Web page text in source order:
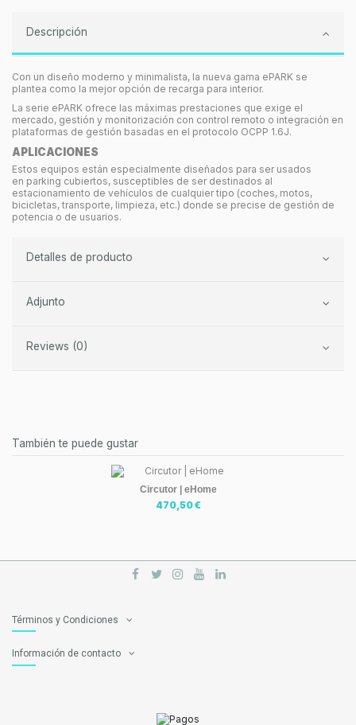
Descripción
Con un diseño moderno y minimalista, la nueva gama ePARK se
plantea como la mejor opción de recarga para interior.
La serie ePARK ofrece las máximas prestaciones que exige el
mercado, gestión y monitorización con control remoto o integración en
plataformas de gestión basadas en el protocolo OCPP 1.6J.
APLICACIONES
Estos equipos están especialmente diseñados para ser usados
en parking cubiertos, susceptibles de ser destinados al
estacionamiento de vehículos de cualquier tipo (coches, motos,
bicicletas, transporte, limpieza, etc.) donde se precise de gestión de
potencia o de usuarios.
Detalles de producto
Adjunto
Reviews (0)
También te puede gustar
Circutor | eHome
470,50 €
Términos y Condiciones
Información de contacto